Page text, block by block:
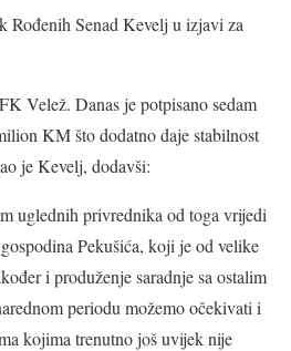
Rođenih Senad Kevelj u izjavi za
Velež. Danas je potpisano sedam
KM što dodatno daje stabilnost
je Kevelj, dodavši:
uglednih privrednika od toga vrijedi
Pekušića, koji je od velike
i produženje saradnje sa ostalim
periodu možemo očekivati i
kojima trenutno još uvijek nije